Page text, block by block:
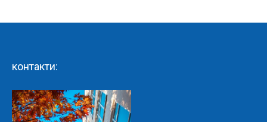
контакти: